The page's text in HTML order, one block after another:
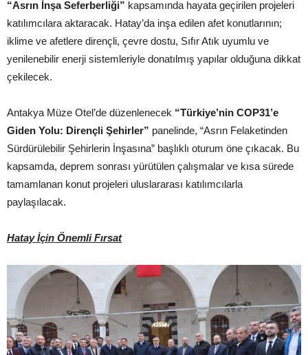
“Asrın İnşa Seferberliği” kapsamında hayata geçirilen projeleri
katılımcılara aktaracak. Hatay’da inşa edilen afet konutlarının;
iklime ve afetlere dirençli, çevre dostu, Sıfır Atık uyumlu ve
yenilenebilir enerji sistemleriyle donatılmış yapılar olduğuna dikkat
çekilecek.
Antakya Müze Otel’de düzenlenecek “Türkiye’nin COP31’e
Giden Yolu: Dirençli Şehirler” panelinde, “Asrın Felaketinden
Sürdürülebilir Şehirlerin İnşasına” başlıklı oturum öne çıkacak. Bu
kapsamda, deprem sonrası yürütülen çalışmalar ve kısa sürede
tamamlanan konut projeleri uluslararası katılımcılarla
paylaşılacak.
Hatay İçin Önemli Fırsat